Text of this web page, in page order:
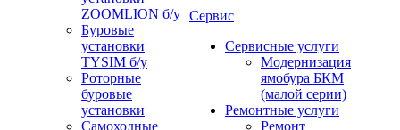
ZOOMLION б/у
Буровые
установки
TYSIM б/у
Роторные
буровые
установки
Самоходные
Сервис
Сервисные услуги
Модернизация
ямобура БКМ
(малой серии)
Ремонтные услуги
Ремонт